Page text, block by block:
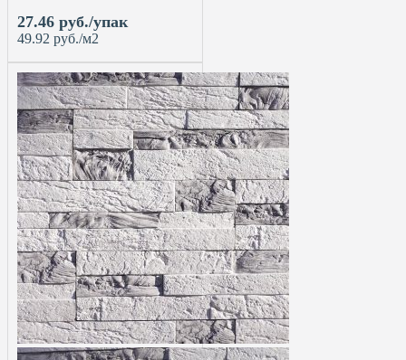
27.46 руб./упак
49.92 руб./м2